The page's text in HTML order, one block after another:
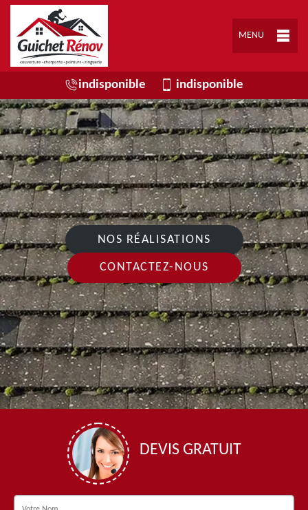
MENU
indisponible indisponible
NOS RÉALISATIONS
CONTACTEZ-NOUS
DEVIS GRATUIT